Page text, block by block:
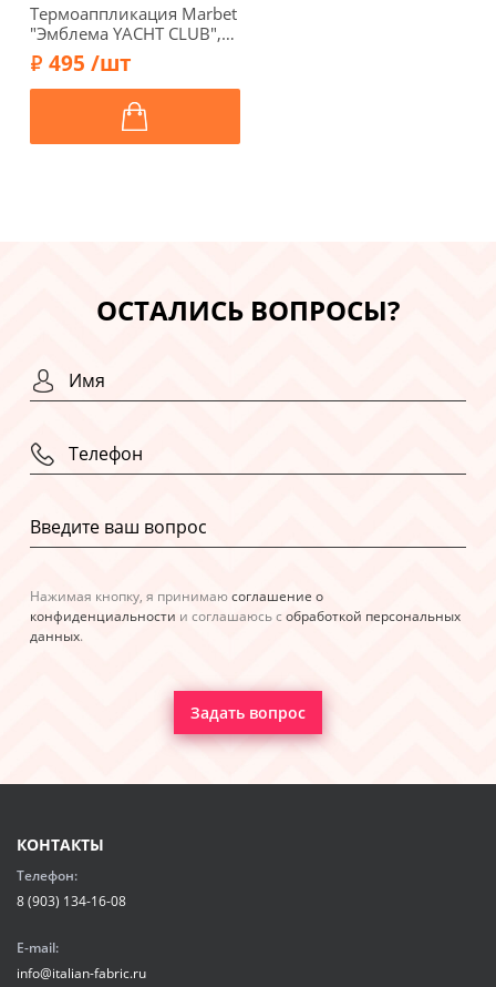
Термоаппликация Marbet
"Эмблема YACHT CLUB",
7,0 х 5,5 см, 565339
495 /шт
ОСТАЛИСЬ ВОПРОСЫ?
Нажимая кнопку, я принимаюсоглашение о
конфиденциальности и соглашаюсь с обработкой персональных
данных.
Задать вопрос
КОНТАКТЫ
Телефон:
8 (903) 134-16-08
E-mail:
info@italian-fabric.ru